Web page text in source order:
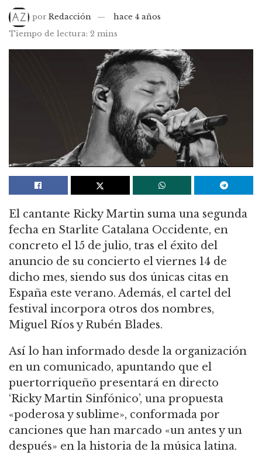
por Redacción
hace 4 años
Tiempo de lectura: 2 mins
El cantante Ricky Martin suma una segunda
fecha en Starlite Catalana Occidente, en
concreto el 15 de julio, tras el éxito del
anuncio de su concierto el viernes 14 de
dicho mes, siendo sus dos únicas citas en
España este verano. Además, el cartel del
festival incorpora otros dos nombres,
Miguel Ríos y Rubén Blades.
Así lo han informado desde la organización
en un comunicado, apuntando que el
puertorriqueño presentará en directo
‘Ricky Martin Sinfónico’, una propuesta
«poderosa y sublime», conformada por
canciones que han marcado «un antes y un
después» en la historia de la música latina.